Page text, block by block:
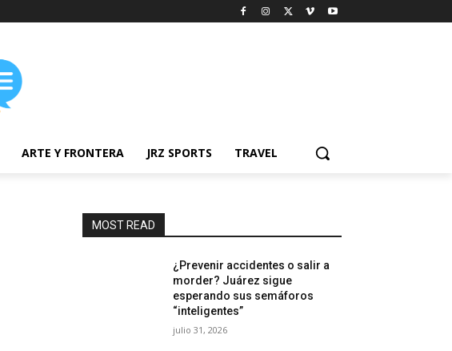
ARTE Y FRONTERA JRZ SPORTS TRAVEL
MOST READ
¿Prevenir accidentes o salir a
morder? Juárez sigue
esperando sus semáforos
“inteligentes”
julio 31, 2026